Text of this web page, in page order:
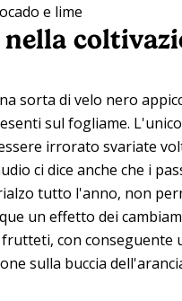
e lime
sorta di velo nero
sul fogliame.
irrorato svariate
ci dice anche che i
tutto l'anno, non
un effetto dei
con conseguente
sulla buccia